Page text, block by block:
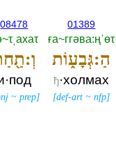
01389
ға~ггәва:ңˈөτ
הַ:גְּבָע֑וֹת
ђ·холмах
[def-art ~nfp]
08478
~prep]